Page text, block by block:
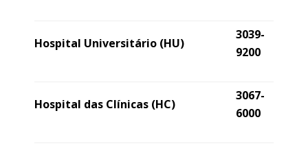
Hospital Universitário (HU)
3039-
9200
Hospital das Clínicas (HC)
3067-
6000